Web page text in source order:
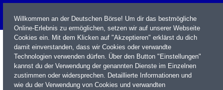
Willkommen an der Deutschen Börse! Um dir das bestmögliche
Online-Erlebnis zu ermöglichen, setzen wir auf unserer Webseite
Cookies ein. Mit dem Klicken auf "Akzeptieren" erklärst du dich
damit einverstanden, dass wir Cookies oder verwandte
Technologien verwenden dürfen. Über den Button "Einstellungen"
kannst du der Verwendung der genannten Dienste im Einzelnen
zustimmen oder widersprechen. Detaillierte Informationen und
wie du der Verwendung von Cookies und verwandten